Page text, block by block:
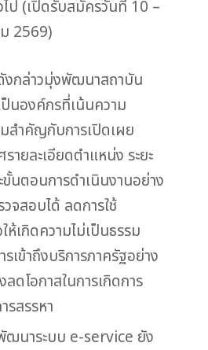
ไป (เปิดรับสมัครวันที่ 10 –
2569)
งกล่าวมุ่งพัฒนาสถาบัน
นองค์กรที่เน้นความ
มสำคัญกับการเปิดเผย
ายละเอียดตำแหน่ง ระยะ
ขั้นตอนการดำเนินงานอย่าง
จสอบได้ ลดการใช้
เกิดความไม่เป็นธรรม
รเข้าถึงบริการภาครัฐอย่าง
ดโอกาสในการเกิดการ
รสรรหา
ฒนาระบบ e-service ยัง